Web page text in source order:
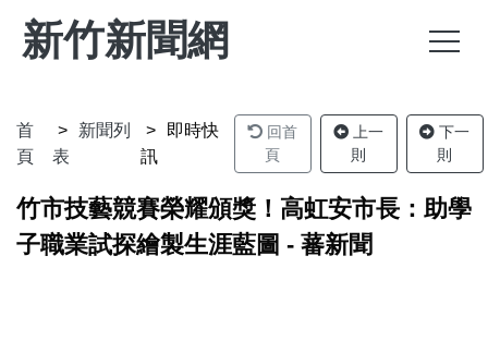
新竹新聞網
首
頁
新聞列
表
即時快
訊
回首
頁
上一
則
下一
則
竹市技藝競賽榮耀頒獎！高虹安市長：助學
子職業試探繪製生涯藍圖 - 蕃新聞